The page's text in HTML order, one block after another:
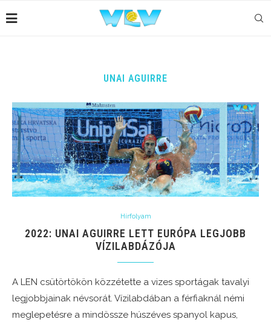
UNAI AGUIRRE
Hírfolyam
2022: UNAI AGUIRRE LETT EURÓPA LEGJOBB
VÍZILABDÁZÓJA
A LEN csütörtökön közzétette a vizes sportágak tavalyi
legjobbjainak névsorát. Vízilabdában a férfiaknál némi
meglepetésre a mindössze húszéves spanyol kapus,